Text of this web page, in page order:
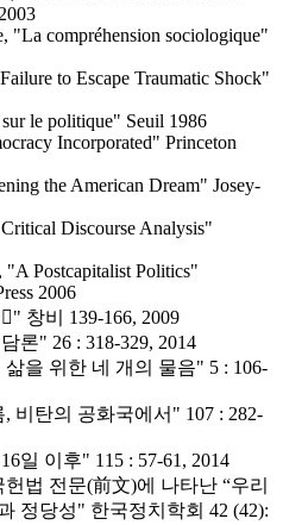
"La compréhension sociologique"
to Escape Traumatic Shock"
le politique" Seuil 1986
Incorporated" Princeton
the American Dream" Josey-
Discourse Analysis"
"A Postcapitalist Politics"
2006
창비 139-166, 2009
론" 26 : 318-329, 2014
을 위한 네 개의 물음" 5 : 106-
비탄의 공화국에서" 107 : 282-
일 이후" 115 : 57-61, 2014
법 전문(前文)에 나타난 “우리
정당성" 한국정치학회 42 (42):